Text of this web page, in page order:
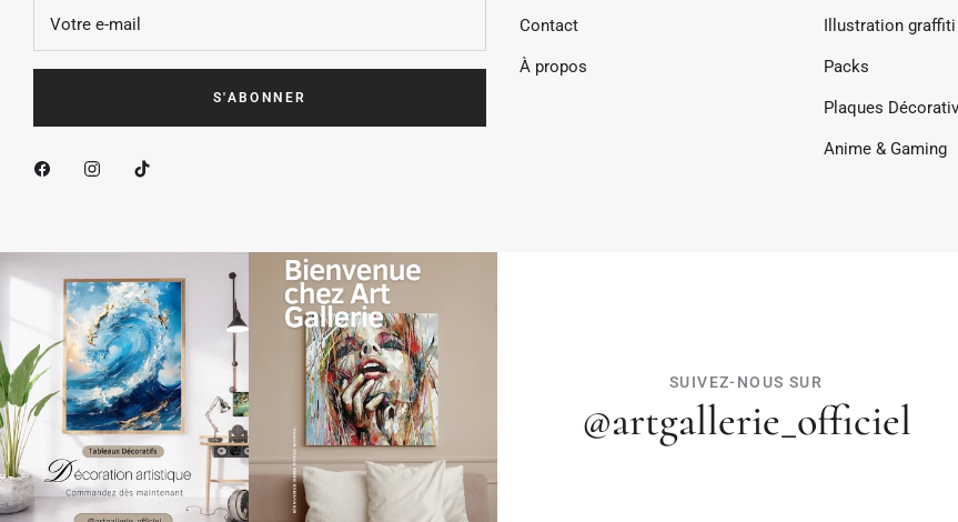
Votre e-mail
S'ABONNER
Contact
À propos
Illustration graffiti
Packs
Plaques
Anime & Gaming
SUIVEZ-NOUS SUR
@artgallerie_officiel